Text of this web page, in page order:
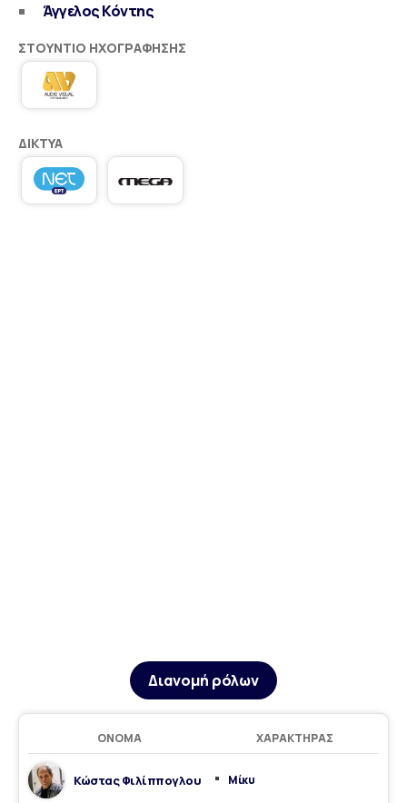
Άγγελος Κόντης
ΣΤΟΎΝΤΙΟ ΗΧΟΓΡΆΦΗΣΗΣ
ΔΊΚΤΥΑ
Διανομή ρόλων
ΌΝΟΜΑ ΧΑΡΑΚΤΉΡΑΣ
Κώστας Φιλίππογλου Μίκυ